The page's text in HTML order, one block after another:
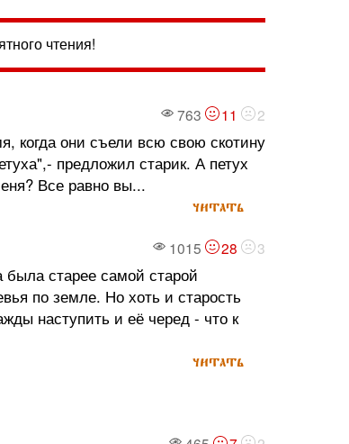
чтения!
763 11 2
когда они съели всю свою скотину
предложил старик. А петух
Все равно вы...
читать
1015 28 3
старее самой старой
по земле. Но хоть и старость
наступить и её черед - что к
читать